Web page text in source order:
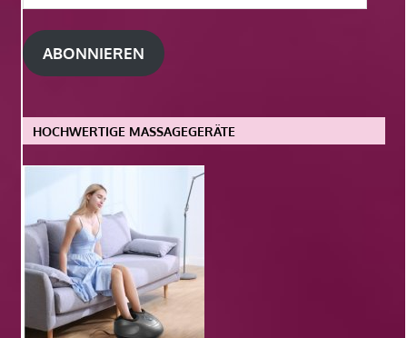
Mail-
Adresse
ABONNIEREN
HOCHWERTIGE MASSAGEGERÄTE